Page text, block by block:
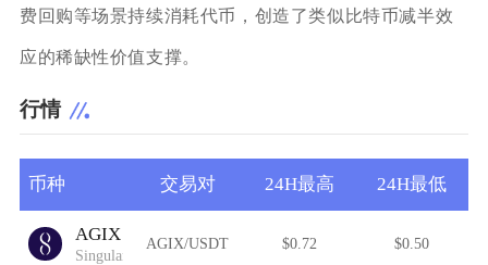
费回购等场景持续消耗代币，创造了类似比特币减半效
应的稀缺性价值支撑。
行情
币种 交易对 24H最高 24H最低
AGIX
SingularityNET
AGIX/USDT $0.72 $0.50